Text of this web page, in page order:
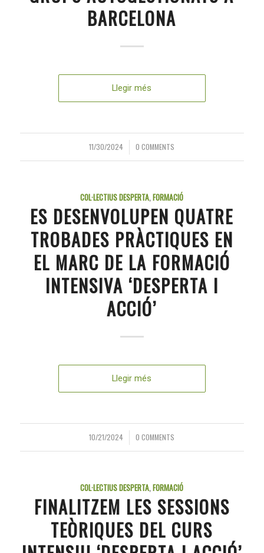
BARCELONA
Llegir més
11/30/2024
/ 0 COMMENTS
COL·LECTIUS DESPERTA,FORMACIÓ
ES DESENVOLUPEN QUATRE
TROBADES PRÀCTIQUES EN
EL MARC DE LA FORMACIÓ
INTENSIVA ‘DESPERTA I
ACCIÓ’
Llegir més
10/21/2024
/ 0 COMMENTS
COL·LECTIUS DESPERTA,FORMACIÓ
FINALITZEM LES SESSIONS
TEÒRIQUES DEL CURS